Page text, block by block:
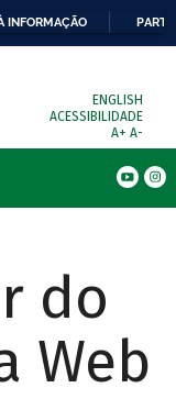
INFORMAÇÃO
ENGLISH
ACESSIBILIDADE
A+ A-
do
Web